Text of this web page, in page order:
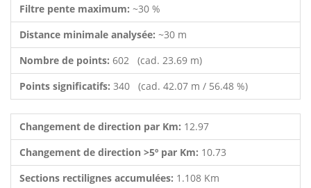
Filtre pente maximum: ~30 %
Distance minimale analysée: ~30 m
Nombre de points: 602 (cad. 23.69 m)
Points significatifs: 340 (cad. 42.07 m / 56.48 %)
Changement de direction par Km: 12.97
Changement de direction >5º par Km: 10.73
Sections rectilignes accumulées: 1.108 Km